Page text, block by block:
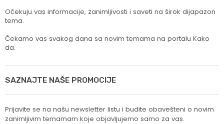
Očekuju vas informacije, zanimljivosti i saveti na širok dijapazon
tema.
Čekamo vas svakog dana sa novim temama na portalu Kako
da.
SAZNAJTE NAŠE PROMOCIJE
Prijavite se na našu newsletter listu i budite obavešteni o novim
zanimljivim temamam koje objavljujemo samo za vas.